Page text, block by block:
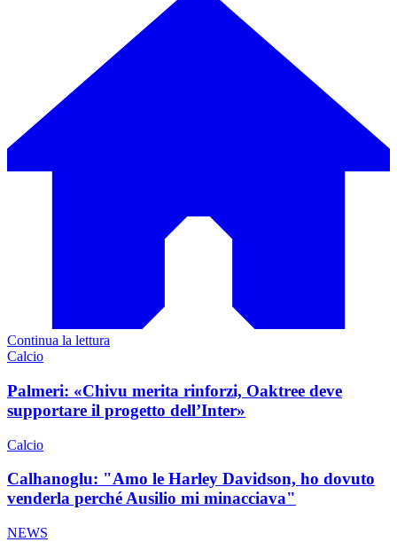
Continua la lettura
Calcio
Palmeri: «Chivu merita rinforzi, Oaktree deve
supportare il progetto dell’Inter»
Calcio
Calhanoglu: "Amo le Harley Davidson, ho dovuto
venderla perché Ausilio mi minacciava"
NEWS